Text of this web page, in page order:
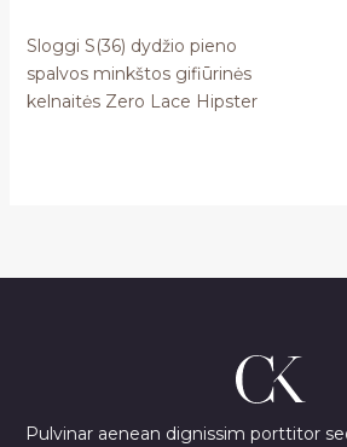
Sloggi S(36) dydžio pieno
spalvos minkštos gifiūrinės
kelnaitės Zero Lace Hipster
Pulvinar aenean dignissim porttitor